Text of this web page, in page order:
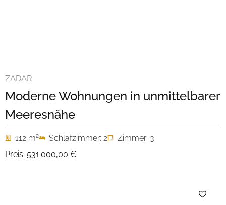
ZADAR
Moderne Wohnungen in unmittelbarer
Meeresnähe
112 m2 Schlafzimmer: 2
Zimmer: 3
Preis: 531.000,00 €